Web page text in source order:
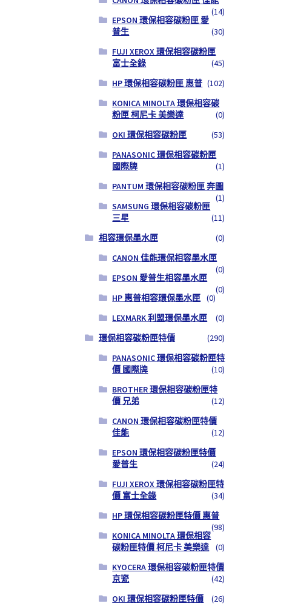
(14)
EPSON 環保相容碳粉匣 愛
普生
(30)
FUJI XEROX 環保相容碳粉匣
富士全錄
(45)
HP 環保相容碳粉匣 惠普 (102)
KONICA MINOLTA 環保相容碳
粉匣 柯尼卡 美樂達
(0)
OKI 環保相容碳粉匣
(53)
PANASONIC 環保相容碳粉匣
國際牌
(1)
PANTUM 環保相容碳粉匣 奔圖
(1)
SAMSUNG 環保相容碳粉匣
三星
(11)
相容環保墨水匣
(0)
CANON 佳能環保相容墨水匣
(0)
EPSON 愛普生相容墨水匣
(0)
HP 惠普相容環保墨水匣 (0)
LEXMARK 利盟環保墨水匣
(0)
環保相容碳粉匣特價
(290)
PANASONIC 環保相容碳粉匣特
價 國際牌
(10)
BROTHER 環保相容碳粉匣特
價 兄弟
(12)
CANON 環保相容碳粉匣特價
佳能
(12)
EPSON 環保相容碳粉匣特價
愛普生
(24)
FUJI XEROX 環保相容碳粉匣特
價 富士全錄
(34)
HP 環保相容碳粉匣特價 惠普
(98)
KONICA MINOLTA 環保相容
碳粉匣特價 柯尼卡 美樂達
(0)
KYOCERA 環保相容碳粉匣特價
京瓷
(42)
OKI 環保相容碳粉匣特價
(26)